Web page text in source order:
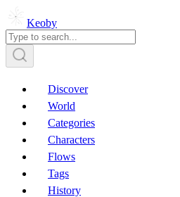
Keoby
Discover
World
Categories
Characters
Flows
Tags
History